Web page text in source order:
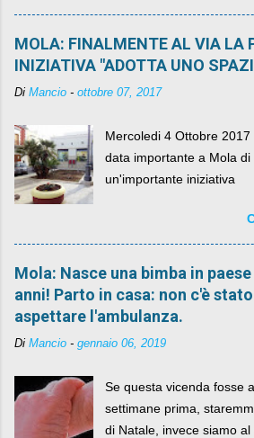
MOLA: FINALMENTE AL VIA LA
INIZIATIVA "ADOTTA UNO
Di Mancio - ottobre 07, 2017
Mercoledi 4 Ottobre
data importante a Mola
un'importante iniziativa
Mola: Nasce una bimba in
anni! Parto in casa: non c'è
aspettare l'ambulanza.
Di Mancio - gennaio 06, 2019
Se questa vicenda fosse
settimane prima,
di Natale, invece siamo